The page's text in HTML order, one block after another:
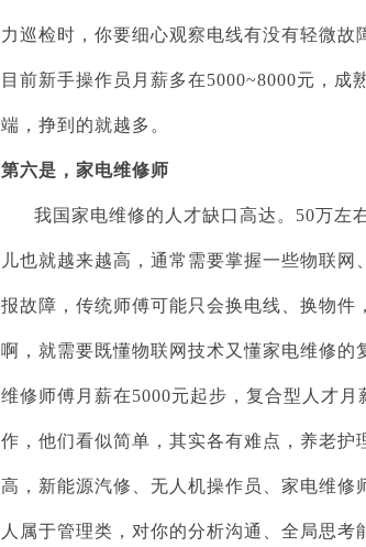
力巡检时，你要细心观察电线有没有轻微故
目前新手操作员月薪多在5000~8000元，成
端，挣到的就越多。
第六是 ， 家电维修师
我国家电维修的人才缺口高达。 50万左
儿也就越来越高，通常需要掌握一些物联网、
报故障，传统师傅可能只会换电线、换物
啊，就需要既懂物联网技术又懂家电维修
维修师傅月薪在5000元起步，复合型人才月
作，他们看似简单，其实各有难点，养老
高，新能源汽修、无人机操作员、家电维
人属于管理类，对你的分析沟通、全局思